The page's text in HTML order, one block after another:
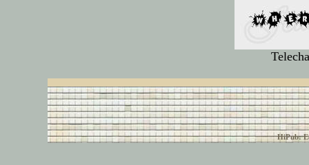
HiPub: